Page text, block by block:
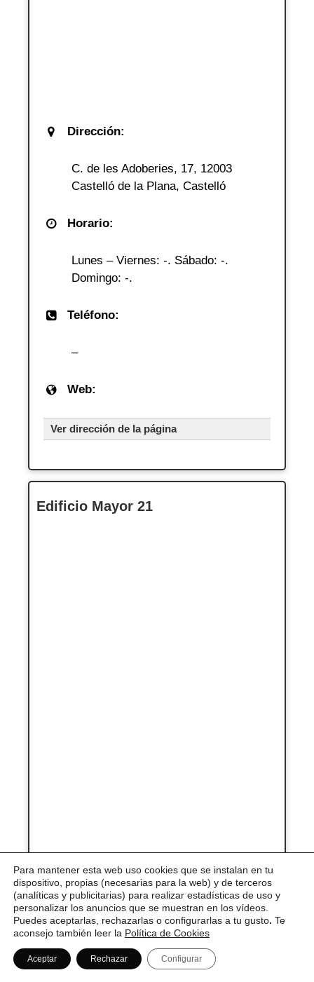
Dirección:
C. de les Adoberies, 17, 12003
Castelló de la Plana, Castelló
Horario:
Lunes – Viernes: -. Sábado: -.
Domingo: -.
Teléfono:
–
Web:
Ver dirección de la página
Edificio Mayor 21
Dirección:
Carrer Major, 12001 Castelló de la
Plana, Castelló
Horario:
Para mantener esta web uso cookies que se instalan en tu
dispositivo, propias (necesarias para la web) y de terceros
(analíticas y publicitarias) para realizar estadísticas de uso y
personalizar los anuncios que se muestran en los vídeos.
Puedes aceptarlas, rechazarlas o configurarlas a tu gusto. Te
aconsejo también leer la Política de Cookies
Aceptar Rechazar Configurar